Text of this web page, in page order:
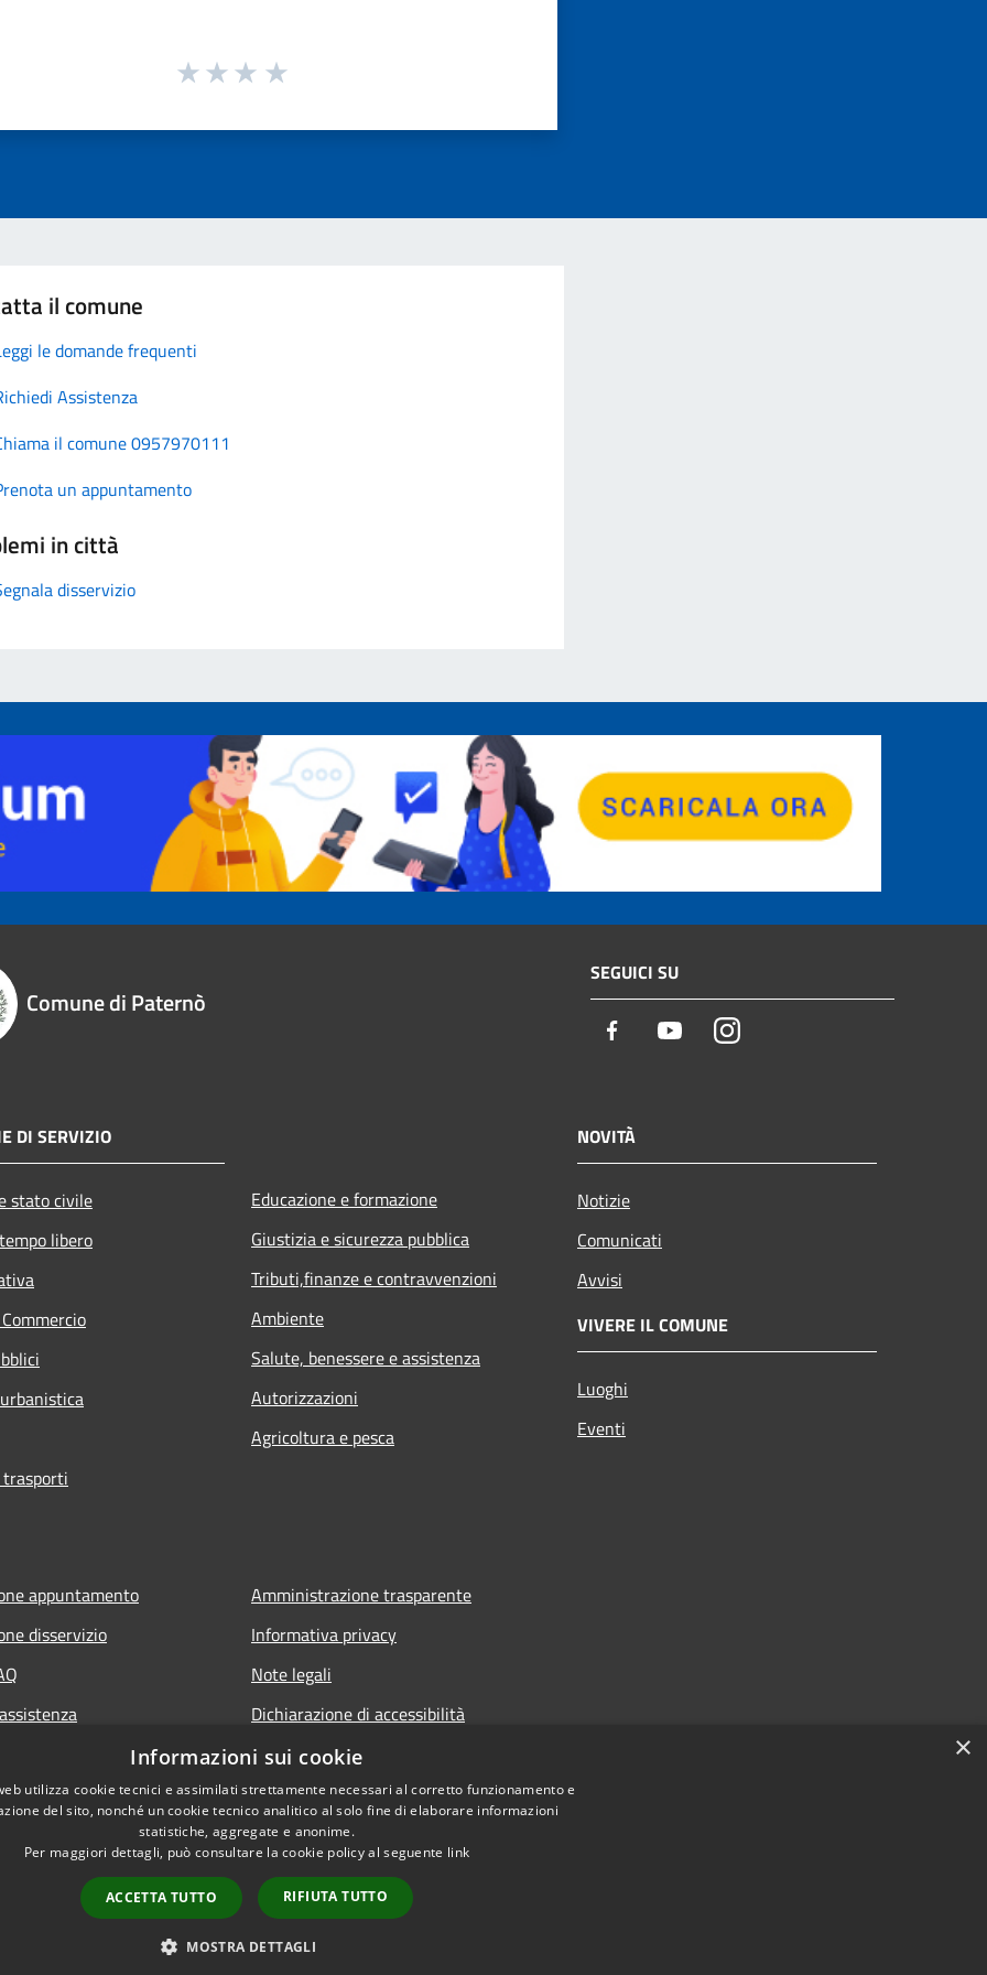
il comune
le domande frequenti
Assistenza
il comune 0957970111
un appuntamento
in città
disservizio
Comune di Paternò
SEGUICI SU
Facebook YoutubeInstagram
DI SERVIZIO
stato civile
libero
Educazione e formazione
Giustizia e sicurezza pubblica
Tributi,finanze e contravvenzioni
Ambiente
Salute, benessere e assistenza
Autorizzazioni
Agricoltura e pesca
NOVITÀ
Notizie
Comunicati
Avvisi
VIVERE IL COMUNE
Luoghi
Eventi
appuntamento
disservizio
Amministrazione trasparente
Informativa privacy
Note legali
Dichiarazione di accessibilità
Copyright © 2026 • Comune di Paternò • Powered by
×
Informazioni sui cookie
utilizza cookie tecnici e assimilati strettamente necessari al corretto funzionamento e
del sito, nonché un cookie tecnico analitico al solo fine di elaborare informazioni
statistiche, aggregate e anonime.
Per maggiori dettagli, può consultare la cookie policy al seguente link
ACCETTA TUTTO RIFIUTA TUTTO
MOSTRA DETTAGLI